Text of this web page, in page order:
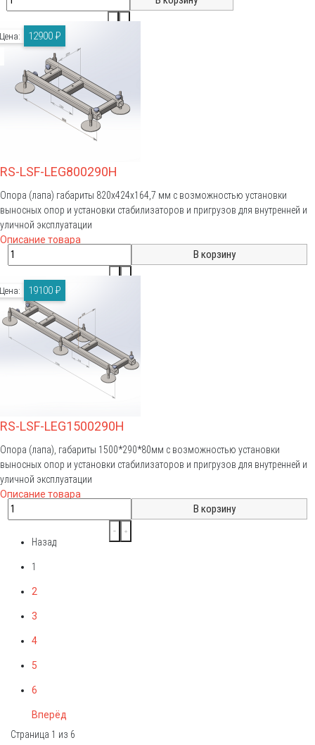
RS-LSF-LEG800290H
Опора (лапа) габариты 820x424x164,7 мм с возможностью установки
выносных опор и установки стабилизаторов и пригрузов для внутренней и
уличной эксплуатации
Описание товара
Цена: 12900 ₽
RS-LSF-LEG1500290H
Опора (лапа), габариты 1500*290*80мм с возможностью установки
выносных опор и установки стабилизаторов и пригрузов для внутренней и
уличной эксплуатации
Описание товара
Цена: 19100 ₽
Назад
1
2
3
4
5
6
Вперёд
Страница 1 из 6